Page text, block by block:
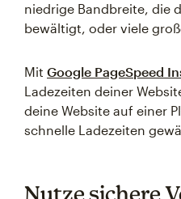
niedrige Bandbreite, die
bewältigt, oder viele
Mit Google PageSpeed
Ladezeiten deiner
deine Website auf einer
schnelle Ladezeiten
Nutze sichere